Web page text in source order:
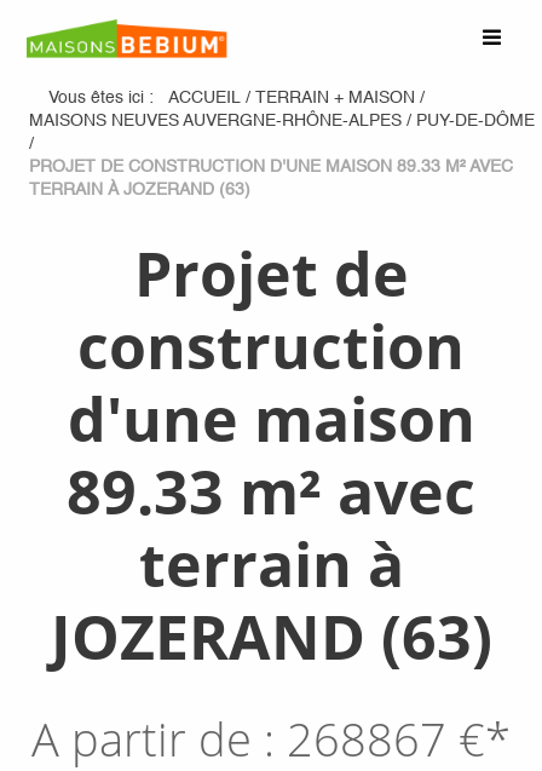
Vous êtes ici : ACCUEIL / TERRAIN + MAISON /
MAISONS NEUVES AUVERGNE-RHÔNE-ALPES / PUY-DE-DÔME
/
PROJET DE CONSTRUCTION D'UNE MAISON 89.33 M² AVEC
TERRAIN À JOZERAND (63)
Projet de
construction
d'une maison
89.33 m² avec
terrain à
JOZERAND (63)
A partir de : 268867 €*